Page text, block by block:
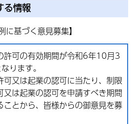
る情報
に基づく意見募集】
許可の有効期間が令和6年10月3
ります。
可又は起業の認可に当たり、制限
又は起業の認可を申請すべき期間
ことから、皆様からの御意見を募